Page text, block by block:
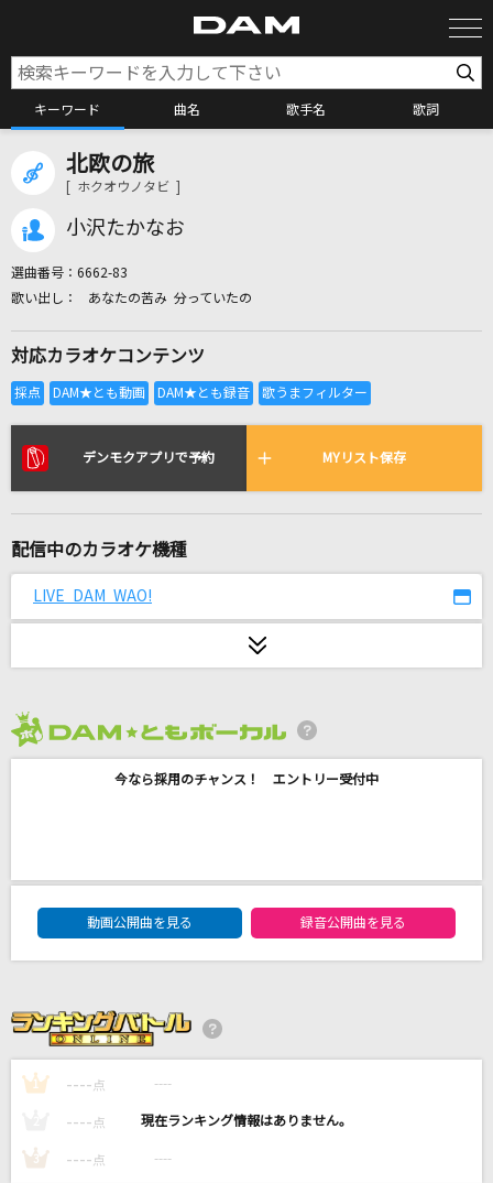
キーワード 曲名 歌手名 歌詞
全国りれき
リアルタイムで歌われている曲の一覧
[生音]優しい歌
[生音]虹
サクラウサギ
Misia
[生音]サウダージ
ポルノグラフィティ
人生の扉
北欧の旅
[ ホクオウノタビ ]
小沢たかなお
選曲番号： 6662-83
あなたの苦み 分っていたの
対応カラオケコンテンツ
デンモクアプリで予約 MYリスト保存
配信中のカラオケ機種
LIVE DAM WAO!
今なら採用のチャンス！ エントリー受付中
DAM★ともボーカルエントリーランキング
動画公開曲を見る
録音公開曲を見る
1 ---- 点 ----
---- 点 ----
3 ---- 点 ----